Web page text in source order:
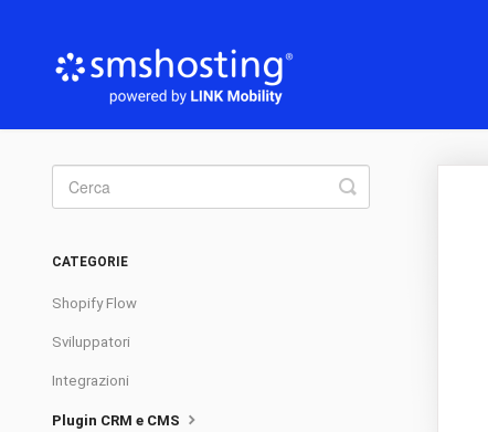
Toggle
Search
CATEGORIE
Shopify Flow
Sviluppatori
Integrazioni
Plugin CRM e CMS